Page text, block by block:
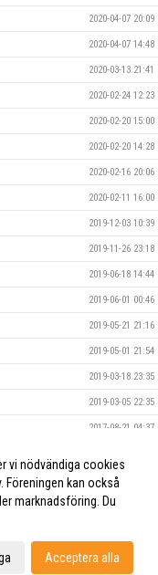
2020-04-07 20:09
2020-04-07 14:48
2020-03-13 21:41
2020-02-24 12:23
2020-02-20 15:00
2020-02-20 14:28
2020-02-16 20:06
2020-02-11 16:00
2019-12-03 10:39
2019-11-26 23:18
2019-06-18 14:44
2019-06-01 00:46
2019-05-21 21:16
2019-05-01 21:54
2019-03-18 23:35
2019-03-05 22:35
2017-08-21 04:37
2017-08-19 04:38
vi nödvändiga cookies
Föreningen kan också
marknadsföring. Du
Acceptera alla